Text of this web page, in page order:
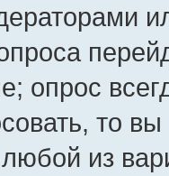
опрос
то
из